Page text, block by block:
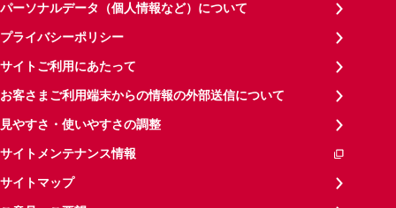
パーソナルデータ（個人情報など）について
プライバシーポリシー
サイトご利用にあたって
お客さまご利用端末からの情報の外部送信について
見やすさ・使いやすさの調整
サイトメンテナンス情報
サイトマップ